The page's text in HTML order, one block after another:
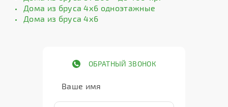
Дома из бруса 4х6 одноэтажные
Дома из бруса 4х6
ОБРАТНЫЙ ЗВОНОК
Ваше имя